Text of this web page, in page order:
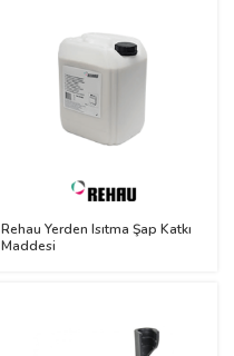
Rehau Yerden Isıtma Şap Katkı
Maddesi